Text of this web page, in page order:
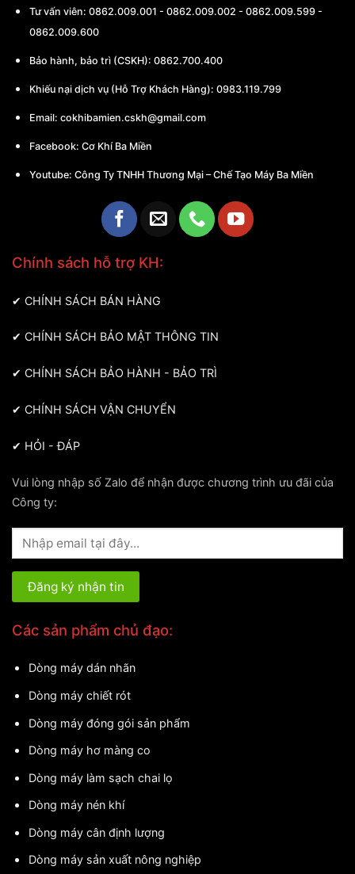
Tư vấn viên: 0862.009.001 - 0862.009.002 - 0862.009.599 -
0862.009.600
Bảo hành, bảo trì (CSKH): 0862.700.400
Khiếu nại dịch vụ (Hỗ Trợ Khách Hàng): 0983.119.799
Email: cokhibamien.cskh@gmail.com
Facebook: Cơ Khí Ba Miền
Youtube: Công Ty TNHH Thương Mại – Chế Tạo Máy Ba Miền
Chính sách hỗ trợ KH:
✔ CHÍNH SÁCH BÁN HÀNG
✔ CHÍNH SÁCH BẢO MẬT THÔNG TIN
✔ CHÍNH SÁCH BẢO HÀNH - BẢO TRÌ
✔ CHÍNH SÁCH VẬN CHUYỂN
✔ HỎI - ĐÁP
Vui lòng nhập số Zalo để nhận được chương trình ưu đãi của
Công ty:
Các sản phẩm chủ đạo:
Dòng máy dán nhãn
Dòng máy chiết rót
Dòng máy đóng gói sản phẩm
Dòng máy hơ màng co
Dòng máy làm sạch chai lọ
Dòng máy nén khí
Dòng máy cân định lượng
Dòng máy sản xuất nông nghiệp